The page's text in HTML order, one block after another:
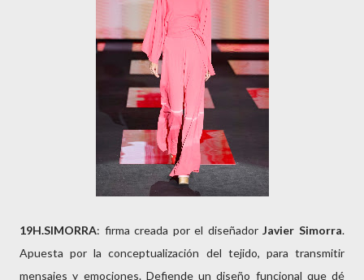
19H.SIMORRA: firma creada por el diseñadorJavier Simorra.
Apuesta por la conceptualización del tejido, para transmitir
mensajes y emociones. Defiende un diseño funcional que dé